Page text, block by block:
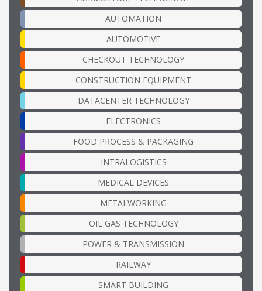
AUTOMATION
AUTOMOTIVE
CHECKOUT TECHNOLOGY
CONSTRUCTION EQUIPMENT
DATACENTER TECHNOLOGY
ELECTRONICS
FOOD PROCESS & PACKAGING
INTRALOGISTICS
MEDICAL DEVICES
METALWORKING
OIL GAS TECHNOLOGY
POWER & TRANSMISSION
RAILWAY
SMART BUILDING